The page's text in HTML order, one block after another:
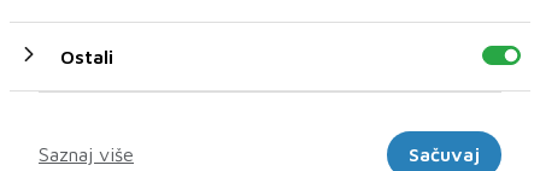
Ostali
Saznaj više
Sačuvaj